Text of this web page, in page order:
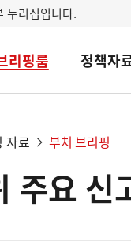
누리집입니다.
리핑룸 정책자
자료 부처 브리핑
주요 신